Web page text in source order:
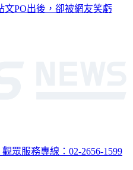
PO出後，卻被網友笑虧
觀眾服務專線：02-2656-1599